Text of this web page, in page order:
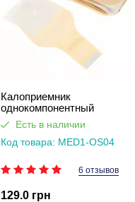
Калоприемник
однокомпонентный
открытого типа с мягкой
застежкой-липучкой MED1-
OS04
Есть в наличии
Код товара: MED1-OS04
6 отзывов
129.0 грн